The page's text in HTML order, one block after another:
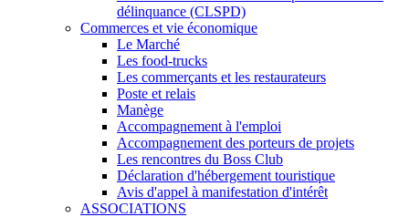
délinquance (CLSPD)
Commerces et vie économique
Le Marché
Les food-trucks
Les commerçants et les restaurateurs
Poste et relais
Manège
Accompagnement à l'emploi
Accompagnement des porteurs de projets
Les rencontres du Boss Club
Déclaration d'hébergement touristique
Avis d'appel à manifestation d'intérêt
ASSOCIATIONS